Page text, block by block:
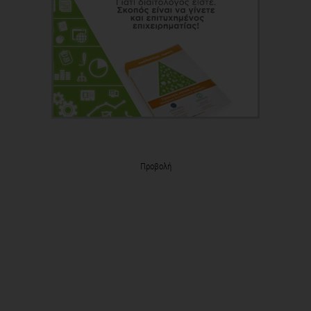
Προβολή